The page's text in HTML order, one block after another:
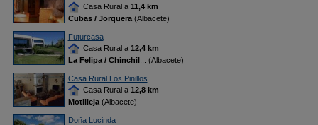
Casa Rural a 11,4 km
Cubas / Jorquera(Albacete)
Futurcasa
Casa Rural a 12,4 km
La Felipa / Chinchil... (Albacete)
Casa Rural Los Pinillos
Casa Rural a 12,8 km
Motilleja(Albacete)
Doña Lucinda